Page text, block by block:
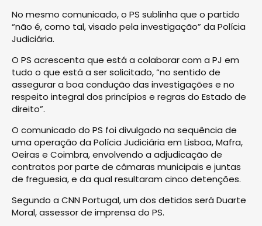
No mesmo comunicado, o PS sublinha que o partido
“não é, como tal, visado pela investigação” da Polícia
Judiciária.
O PS acrescenta que está a colaborar com a PJ em
tudo o que está a ser solicitado, “no sentido de
assegurar a boa condução das investigações e no
respeito integral dos princípios e regras do Estado de
direito”.
O comunicado do PS foi divulgado na sequência de
uma operação da Polícia Judiciária em Lisboa, Mafra,
Oeiras e Coimbra, envolvendo a adjudicação de
contratos por parte de câmaras municipais e juntas
de freguesia, e da qual resultaram cinco detenções.
Segundo a CNN Portugal, um dos detidos será Duarte
Moral, assessor de imprensa do PS.